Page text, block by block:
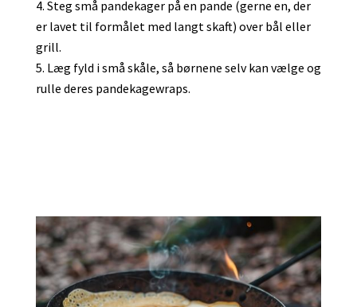
Steg små pandekager på en pande (gerne en, der
er lavet til formålet med langt skaft) over bål eller
grill.
Læg fyld i små skåle, så børnene selv kan vælge og
rulle deres pandekagewraps.